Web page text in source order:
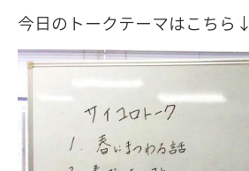
今日のトークテーマはこちら↓